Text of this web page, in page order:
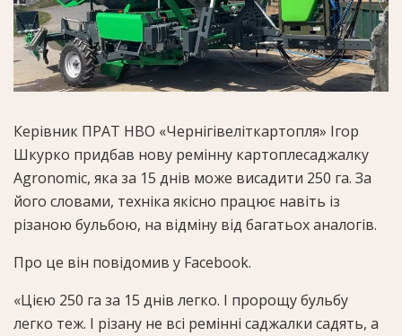
Керівник ПРАТ НВО «Чернігівеліткартопля» Ігор
Шкурко придбав нову ремінну картоплесаджалку
Agronomic, яка за 15 днів може висадити 250 га. За
його словами, техніка якісно працює навіть із
різаною бульбою, на відміну від багатьох аналогів.
Про це він повідомив у Facebook.
«Цією 250 га за 15 днів легко. І пророщу бульбу
легко теж. І різану не всі ремінні саджалки садять, а